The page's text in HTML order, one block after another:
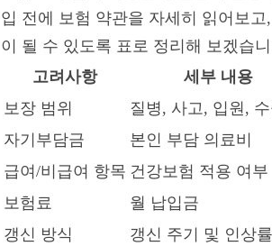
입 전에 보험 약관을 자세히 읽어보
이 될 수 있도록 표로 정리해 보겠습
고려사항
세부 내용
보장 범위
질병, 사고, 입원,
자기부담금
본인 부담 의료비
급여/비급여 항목 건강보험 적용 여부
보험료
월 납입금
갱신 방식
갱신 주기 및 인상률